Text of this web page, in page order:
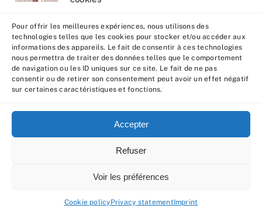
Pour offrir les meilleures expériences, nous utilisons des
technologies telles que les cookies pour stocker et/ou accéder aux
informations des appareils. Le fait de consentir à ces technologies
nous permettra de traiter des données telles que le comportement
de navigation ou les ID uniques sur ce site. Le fait de ne pas
consentir ou de retirer son consentement peut avoir un effet négatif
sur certaines caractéristiques et fonctions.
Accepter
Refuser
Voir les préférences
Cookie policyPrivacy statementImprint
© Copyright 2022 - 2026 | U.A.L.C :UNION COOP
ELEVEURS PRODUCTION ANIMALE| All rights reserved |
Powered byGrafistudio